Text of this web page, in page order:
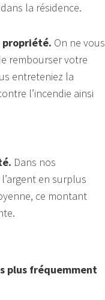
la résidence.
propriété. On ne vous
rembourser votre
entreteniez la
l’incendie ainsi
Dans nos
en surplus
ce montant
plus fréquemment